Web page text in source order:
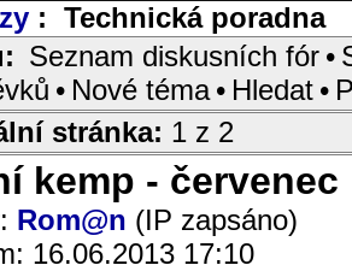
: Technická poradna
Seznam diskusních fór •
• Nové téma • Hledat •
stránka: 1 z 2
kemp - červenec
Rom@n (IP zapsáno)
16.06.2013 17:10